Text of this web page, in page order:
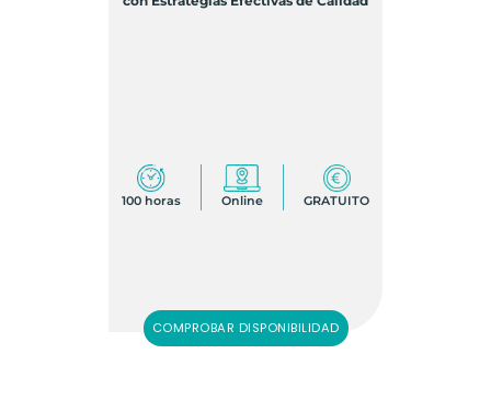
100 horas Online GRATUITO
COMPROBAR DISPONIBILIDAD